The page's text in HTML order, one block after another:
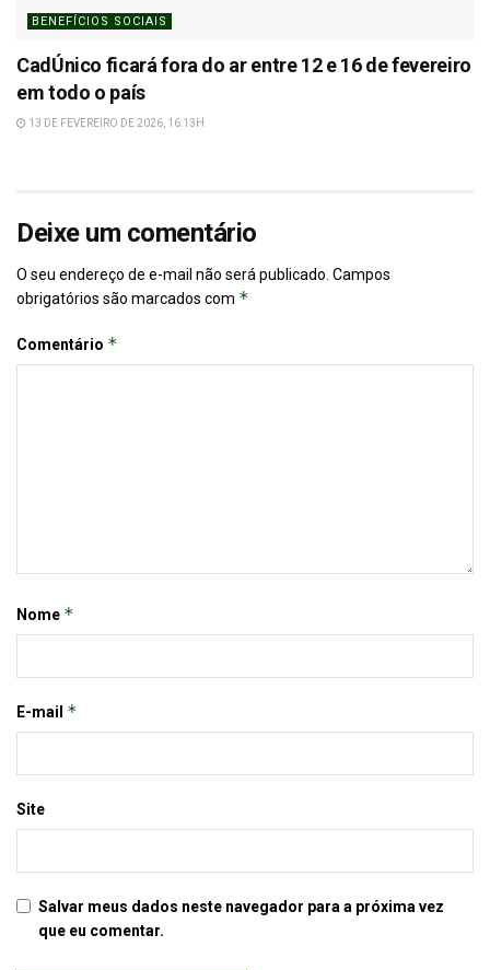
BENEFÍCIOS SOCIAIS
CadÚnico ficará fora do ar entre 12 e 16 de fevereiro
em todo o país
13 DE FEVEREIRO DE 2026, 16:13H
Deixe um comentário
O seu endereço de e-mail não será publicado. Campos
obrigatórios são marcados com *
Comentário *
Nome *
E-mail *
Site
Salvar meus dados neste navegador para a próxima vez
que eu comentar.